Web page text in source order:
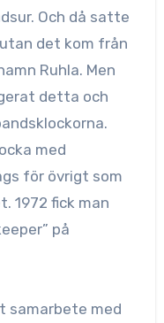
Och då satte
det kom från
Ruhla. Men
detta och
med
för övrigt som
1972 fick man
på
samarbete med